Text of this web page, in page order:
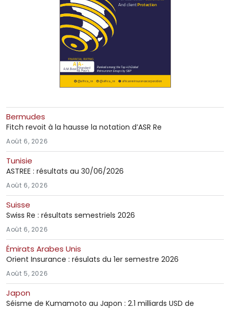
Bermudes
Fitch revoit à la hausse la notation d’ASR Re
Août 6, 2026
Tunisie
ASTREE : résultats au 30/06/2026
Août 6, 2026
Suisse
Swiss Re : résultats semestriels 2026
Août 6, 2026
Émirats Arabes Unis
Orient Insurance : résulats du 1er semestre 2026
Août 5, 2026
Japon
Séisme de Kumamoto au Japon : 2.1 milliards USD de